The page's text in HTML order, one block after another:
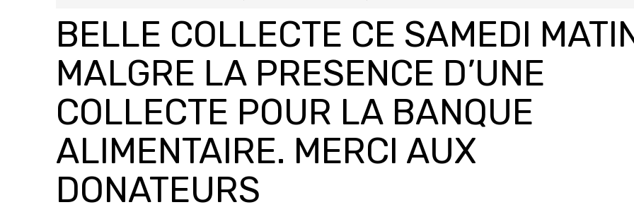
BELLE COLLECTE CE SAMEDI
MALGRE LA PRESENCE D’UNE
COLLECTE POUR LA BANQUE
ALIMENTAIRE. MERCI AUX
DONATEURS